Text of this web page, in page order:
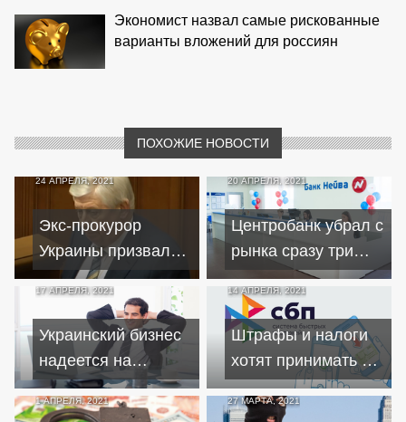
Экономист назвал самые рискованные
варианты вложений для россиян
ПОХОЖИЕ НОВОСТИ
24 АПРЕЛЯ, 2021
Экс-прокурор
Украины призвал
ввести санкции
против Байдена
20 АПРЕЛЯ, 2021
Центробанк убрал с
рынка сразу три
банка из топ-200
17 АПРЕЛЯ, 2021
Украинский бизнес
надеется на
укрепление
производства и
14 АПРЕЛЯ, 2021
Штрафы и налоги
хотят принимать от
граждан через СБП
1 АПРЕЛЯ, 2021 27 МАРТА, 2021